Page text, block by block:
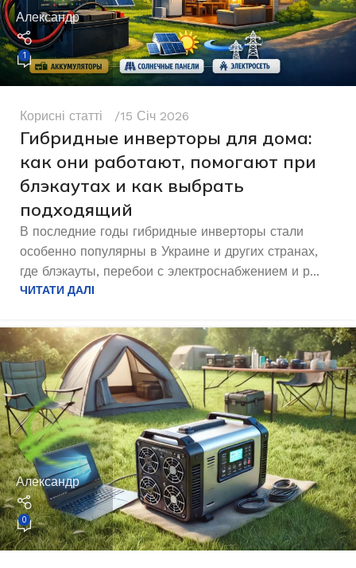
Александр
1
Корисні статті 15 Січ 2026
Гибридные инверторы для дома:
как они работают, помогают при
блэкаутах и как выбрать
подходящий
В последние годы гибридные инверторы стали
особенно популярны в Украине и других странах,
где блэкауты, перебои с электроснабжением и р...
ЧИТАТИ ДАЛІ
Александр
0